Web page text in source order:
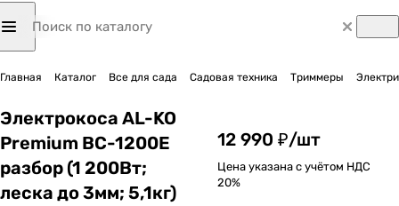
Главная Каталог Все для сада Садовая техника Триммеры
Электрокоса AL-KO
Premium BC-1200E
разбор (1 200Вт;
леска до 3мм; 5,1кг)
12 990 ₽/шт
Цена указана с учётом НДС
20%